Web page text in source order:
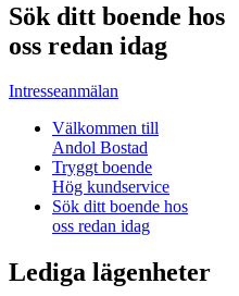
Sök ditt boende hos
oss redan idag
Intresseanmälan
Välkommen till
Andol Bostad
Tryggt boende
Hög kundservice
Sök ditt boende hos
oss redan idag
Lediga lägenheter